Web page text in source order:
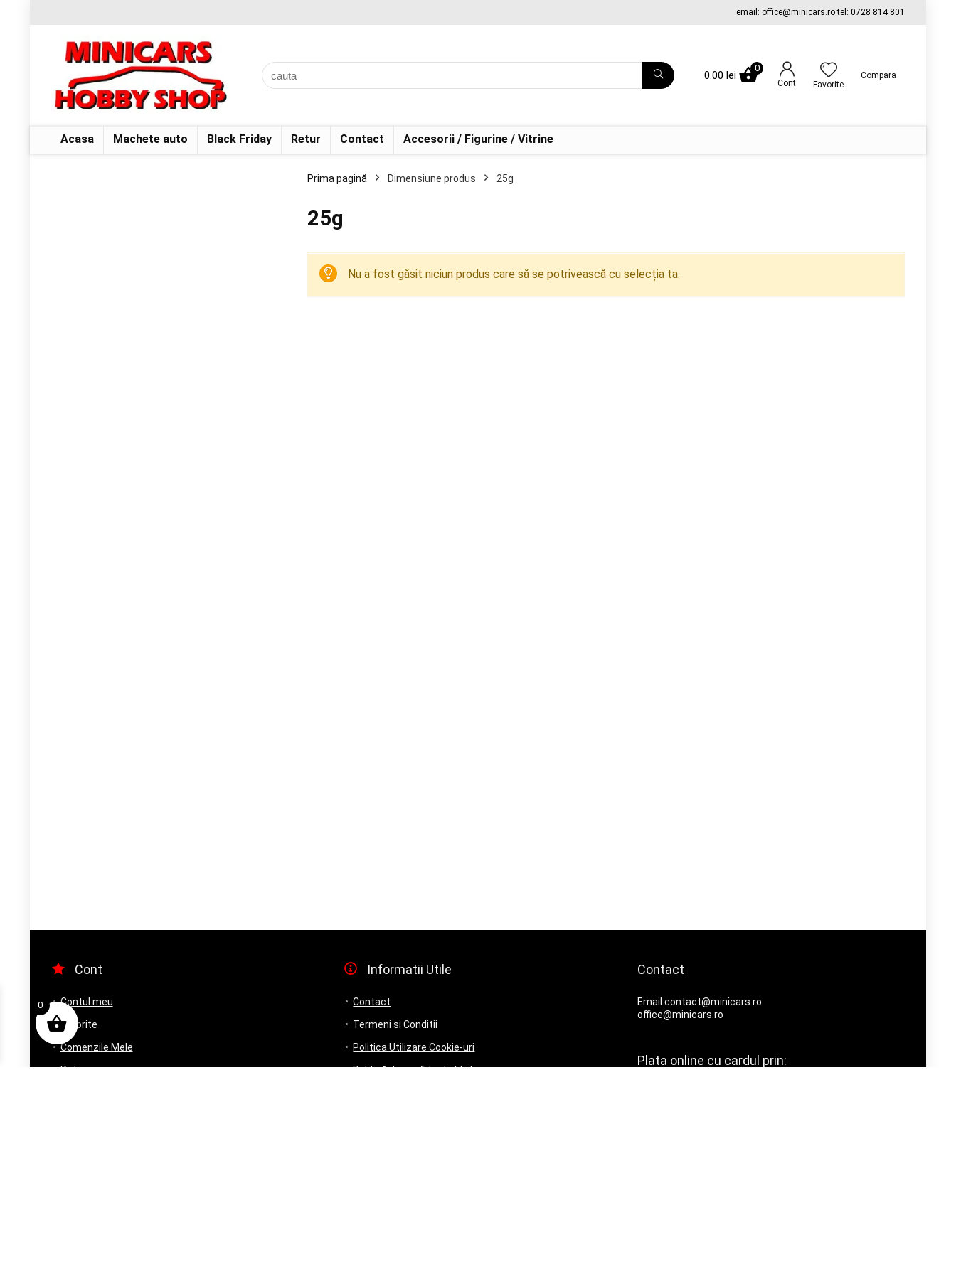
email: office@minicars.ro tel: 0728 814 801
0.00 lei
0
Cont Favorite
Compara
Acasa Machete auto Black Friday Retur Contact Accesorii / Figurine / Vitrine
Prima pagină Dimensiune produs 25g
25g
Nu a fost găsit niciun produs care să se potrivească cu selecția ta.
Cont
Contul meu
Favorite
Comenzile Mele
Retur
Informatii Utile
Contact
Termeni si Conditii
Politica Utilizare Cookie-uri
Politică de confidențialitate
Contact
Email:contact@minicars.ro
office@minicars.ro
Plata online cu cardul prin:
0